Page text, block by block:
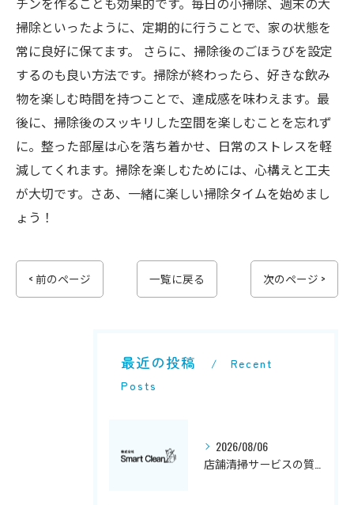
掃除といったように、定期的に行うことで、家の状態を
常に良好に保てます。 さらに、掃除後のごほうびを設定
するのも良い方法です。掃除が終わったら、好きな飲み
物を楽しむ時間を持つことで、達成感を味わえます。最
後に、掃除後のスッキリした空間を楽しむことを忘れず
に。整った部屋は心を落ち着かせ、日常のストレスを軽
減してくれます。掃除を楽しむためには、心構えと工夫
が大切です。さあ、一緒に楽しい掃除タイムを始めまし
ょう！
< 前のページ 一覧に戻る 次のページ >
最近の投稿
Recent
Posts
2026/08/06